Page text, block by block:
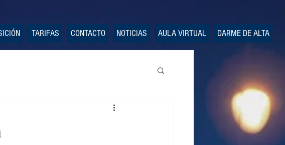
TARIFAS CONTACTO NOTICIAS AULA VIRTUAL DARME DE ALTA